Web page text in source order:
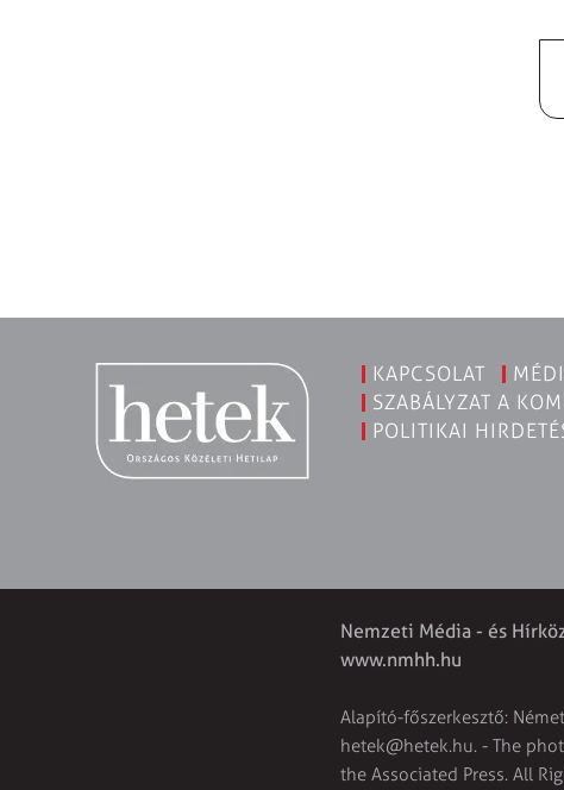
KAPCSOLAT
SZABÁLYZAT A
POLITIKAI
Nemzeti Média - és
www.nmhh.hu
Alapító-főszerkesztő:
hetek@hetek.hu. - The
the Associated Press. All